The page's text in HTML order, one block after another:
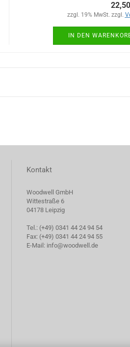
zzgl. 19% MwSt. zzgl.
IN DEN
Kontakt
Woodwell GmbH
Wittestraße 6
04178 Leipzig
Tel.: (+49) 0341 44 24 94 54
Fax: (+49) 0341 44 24 94 55
E-Mail: info@woodwell.de